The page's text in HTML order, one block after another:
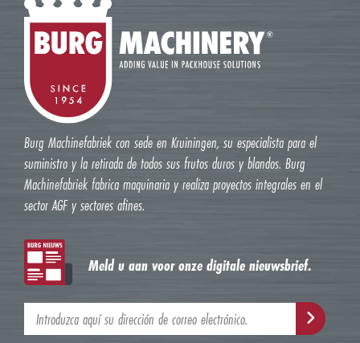
Burg Machinefabriek con sede en Kruiningen, su especialista para el
suministro y la retirada de todos sus frutos duros y blandos. Burg
Machinefabriek fabrica maquinaria y realiza proyectos integrales en el
sector AGF y sectores afines.
Meld u aan voor onze digitale nieuwsbrief.